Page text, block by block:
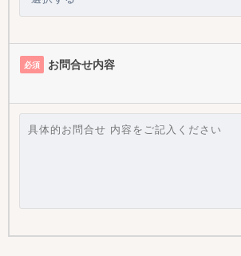
必須 お問合せ​内容